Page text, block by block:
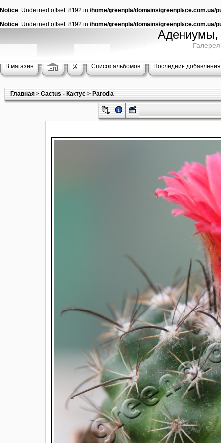
Notice: Undefined offset: 8192 in /home/greenpla/domains/greenplace.com.ua/
Notice: Undefined offset: 8192 in /home/greenpla/domains/greenplace.com.ua/
Адениумы,
В магазин @ Список альбомов Последние добавления
Главная>Cactus - Кактус>Parodia